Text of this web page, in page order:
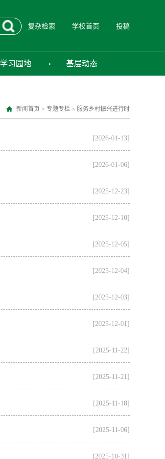
复杂检索 学校首页 投稿
学习园地 基层动态
新闻首页 > 专题专栏 > 服务乡村振兴进行时
[2026-01-13]
[2026-01-06]
[2025-12-23]
[2025-12-10]
[2025-12-05]
[2025-12-04]
[2025-12-03]
[2025-12-01]
[2025-11-22]
[2025-11-21]
[2025-11-18]
[2025-11-06]
[2025-10-31]